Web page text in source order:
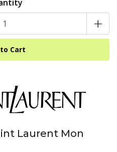
+
Laurent Mon